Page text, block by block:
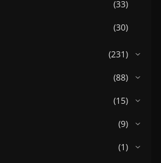
(33)
(30)
(231)
(88)
(15)
(9)
(1)